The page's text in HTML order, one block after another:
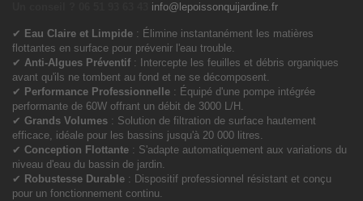
info@lepoissonquijardine.fr
✔ Eau Claire et Limpide : Élimine instantanément les matières
flottantes en surface pour prévenir l'eau trouble.
✔ Anti-Algues Préventif : Intercepte les feuilles et débris organiques
avant qu'ils ne tombent au fond et ne se décomposent.
✔ Performance Professionnelle : Équipé d'une pompe intégrée
performante de 60W offrant un débit de 3000 L/H.
✔ Grands Volumes : Solution de filtration de surface hautement
efficace, idéale pour les bassins jusqu'à 20 000 litres.
✔ Conception Flottante : S'adapte automatiquement aux variations du
niveau d'eau du bassin de jardin.
✔ Robustesse Durable : Dispositif professionnel résistant et conçu
pour un fonctionnement continu.